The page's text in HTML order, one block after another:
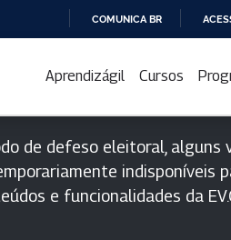
PARA
CONTEÚDO
COMUNICA BR
Aprendizágil Cursos
de defeso eleitoral, alguns
indisponíveis
e funcionalidades da